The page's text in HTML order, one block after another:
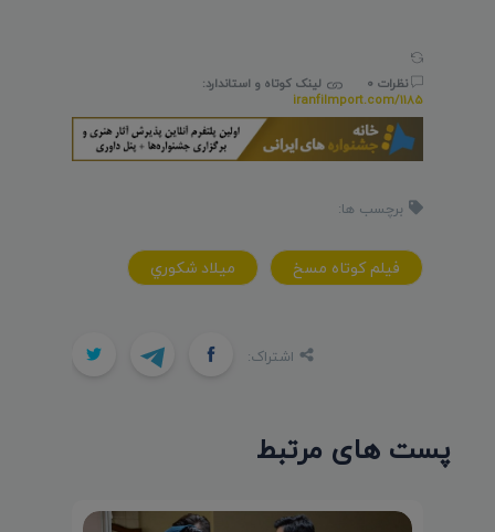
نظرات 0
لینک کوتاه و استاندارد:
iranfilmport.com/1185
برچسب ها:
فيلم کوتاه مسخ ميلاد شکوري
اشتراک:
پست های مرتبط